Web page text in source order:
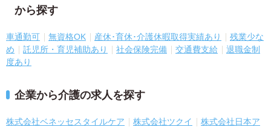
から探す
車通勤可 無資格OK 産休･育休･介護休暇取得実績あり
残業少な
め
託児所・育児補助あり 社会保険完備 交通費支給
退職金制
度あり
企業から介護の求人を探す
株式会社ベネッセスタイルケア 株式会社ツクイ
株式会社日本ア